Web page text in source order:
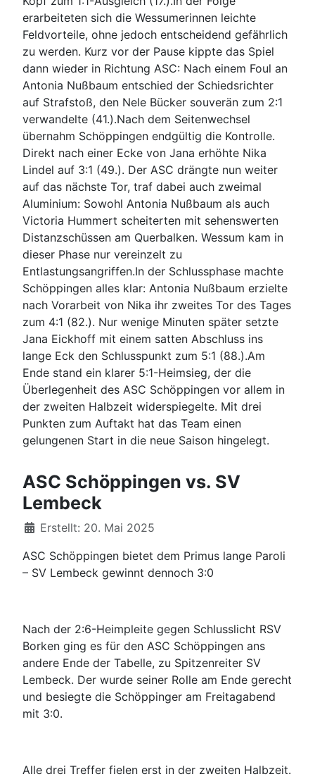
erarbeiteten sich die Wessumerinnen leichte
Feldvorteile, ohne jedoch entscheidend gefährlich
zu werden. Kurz vor der Pause kippte das Spiel
dann wieder in Richtung ASC: Nach einem Foul an
Antonia Nußbaum entschied der Schiedsrichter
auf Strafstoß, den Nele Bücker souverän zum 2:1
verwandelte (41.).Nach dem Seitenwechsel
übernahm Schöppingen endgültig die Kontrolle.
Direkt nach einer Ecke von Jana erhöhte Nika
Lindel auf 3:1 (49.). Der ASC drängte nun weiter
auf das nächste Tor, traf dabei auch zweimal
Aluminium: Sowohl Antonia Nußbaum als auch
Victoria Hummert scheiterten mit sehenswerten
Distanzschüssen am Querbalken. Wessum kam in
dieser Phase nur vereinzelt zu
Entlastungsangriffen.In der Schlussphase machte
Schöppingen alles klar: Antonia Nußbaum erzielte
nach Vorarbeit von Nika ihr zweites Tor des Tages
zum 4:1 (82.). Nur wenige Minuten später setzte
Jana Eickhoff mit einem satten Abschluss ins
lange Eck den Schlusspunkt zum 5:1 (88.).Am
Ende stand ein klarer 5:1-Heimsieg, der die
Überlegenheit des ASC Schöppingen vor allem in
der zweiten Halbzeit widerspiegelte. Mit drei
Punkten zum Auftakt hat das Team einen
gelungenen Start in die neue Saison hingelegt.
ASC Schöppingen vs. SV
Lembeck
DetailsErstellt: 20. Mai 2025
ASC Schöppingen bietet dem Primus lange Paroli
– SV Lembeck gewinnt dennoch 3:0
Nach der 2:6-Heimpleite gegen Schlusslicht RSV
Borken ging es für den ASC Schöppingen ans
andere Ende der Tabelle, zu Spitzenreiter SV
Lembeck. Der wurde seiner Rolle am Ende gerecht
und besiegte die Schöppinger am Freitagabend
mit 3:0.
Alle drei Treffer fielen erst in der zweiten Halbzeit.